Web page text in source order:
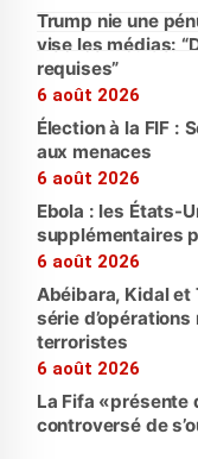
Trump nie une
vise les médias:
requises”
6 août 2026
Élection à la FIF :
aux menaces
6 août 2026
Ebola : les États-
supplémentaires
6 août 2026
Abéibara, Kidal et
série
terroristes
6 août 2026
La Fifa «présente
controversé de